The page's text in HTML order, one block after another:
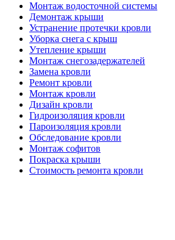
Монтаж водосточной системы
Демонтаж крыши
Устранение протечки кровли
Уборка снега с крыш
Утепление крыши
Монтаж снегозадержателей
Замена кровли
Ремонт кровли
Монтаж кровли
Дизайн кровли
Гидроизоляция кровли
Пароизоляция кровли
Обследование кровли
Монтаж софитов
Покраска крыши
Стоимость ремонта кровли